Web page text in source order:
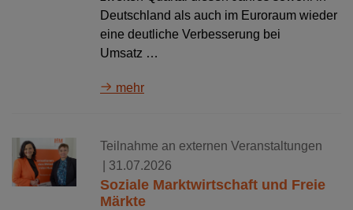
Deutschland als auch im Euroraum wieder
eine deutliche Verbesserung bei
Umsatz …
mehr
Teilnahme an externen Veranstaltungen
| 31.07.2026
Soziale Marktwirtschaft und Freie
Märkte